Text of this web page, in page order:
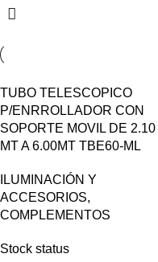
Stock status
TUBO TELESCOPICO
P/ENRROLLADOR CON
SOPORTE MOVIL DE 2.10
MT A 6.00MT TBE60-ML
ILUMINACIÓN Y
ACCESORIOS,
COMPLEMENTOS